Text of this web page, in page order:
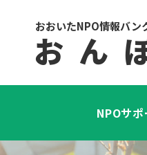
おおいたNPO情報バン
お ん
NPOサ